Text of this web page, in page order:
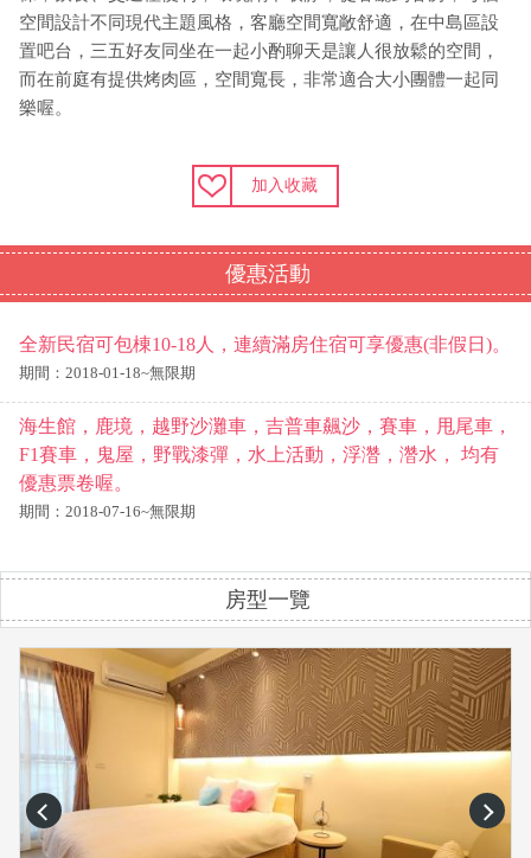
空間設計不同現代主題風格，客廳空間寬敞舒適，在中島區設
置吧台，三五好友同坐在一起小酌聊天是讓人很放鬆的空間，
而在前庭有提供烤肉區，空間寬長，非常適合大小團體一起同
樂喔。
加入收藏
優惠活動
全新民宿可包棟10-18人，連續滿房住宿可享優惠(非假日)。
期間：2018-01-18~無限期
海生館，鹿境，越野沙灘車，吉普車飆沙，賽車，甩尾車，
F1賽車，鬼屋，野戰漆彈，水上活動，浮濳，濳水， 均有
優惠票卷喔。
期間：2018-07-16~無限期
房型一覽
prev next